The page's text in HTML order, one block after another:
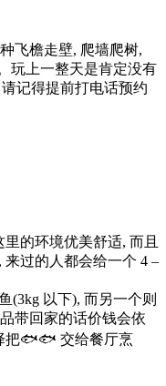
飞檐走壁, 爬墙爬树,
玩上一整天是肯定没有
记得提前打电话预约
的环境优美舒适, 而且
过的人都会给一个 4 –
(3kg 以下), 而另一个则
带回家的话价钱会依
把🐟🐟 交给餐厅烹